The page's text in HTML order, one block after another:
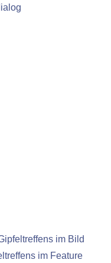
im Bild
im Feature